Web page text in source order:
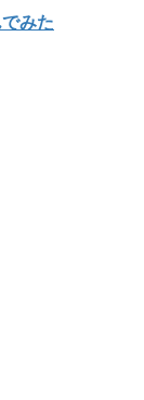
みた